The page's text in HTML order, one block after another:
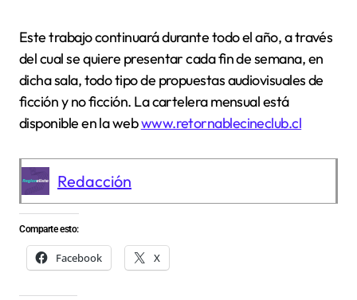
Este trabajo continuará durante todo el año, a través
del cual se quiere presentar cada fin de semana, en
dicha sala, todo tipo de propuestas audiovisuales de
ficción y no ficción. La cartelera mensual está
disponible en la webwww.retornablecineclub.cl
Redacción
Comparte esto:
Facebook X